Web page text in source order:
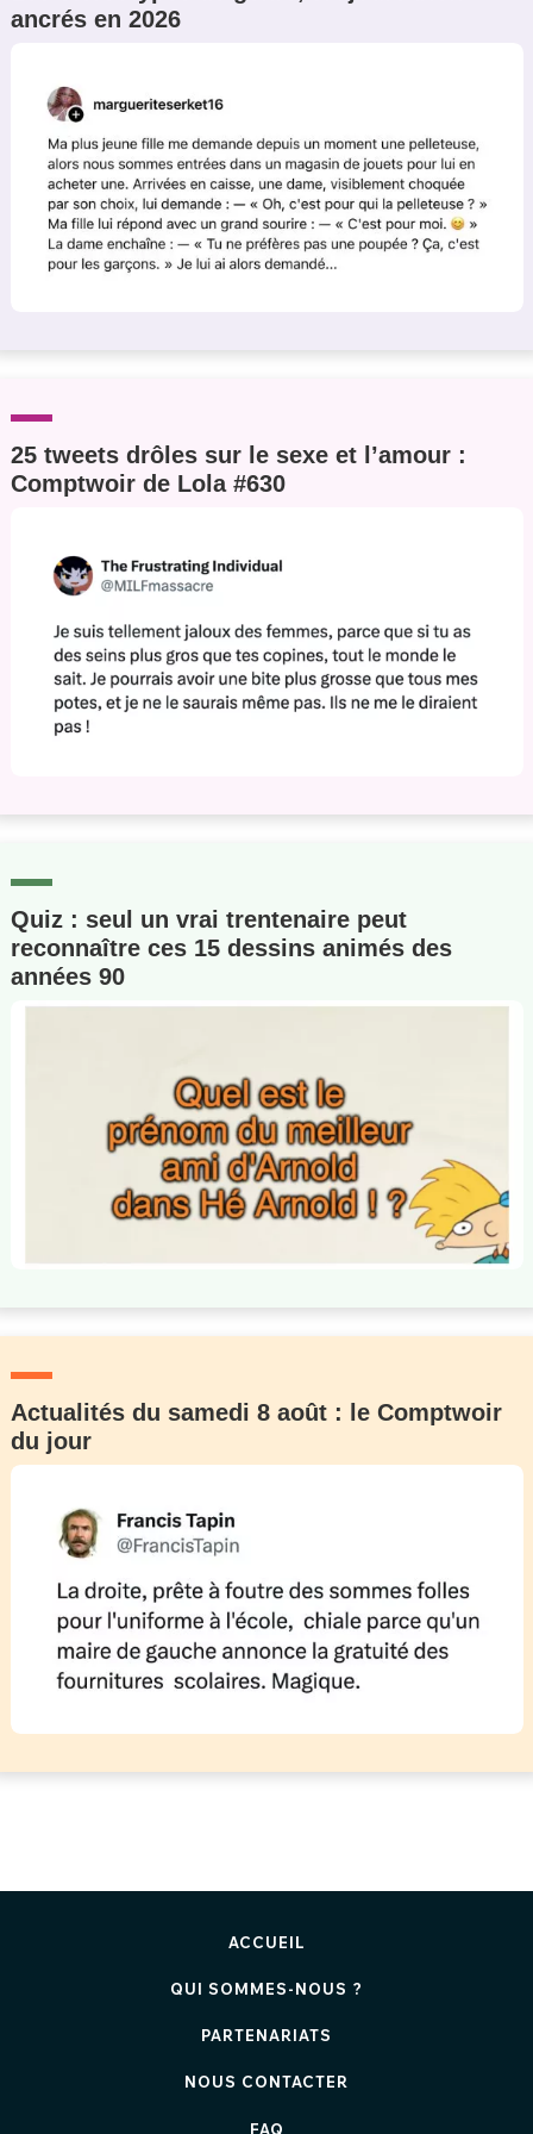
ancrés en 2026
25 tweets drôles sur le sexe et l’amour :
Comptwoir de Lola #630
Quiz : seul un vrai trentenaire peut
reconnaître ces 15 dessins animés des
années 90
Actualités du samedi 8 août : le Comptwoir
du jour
ACCUEIL
QUI SOMMES-NOUS ?
PARTENARIATS
NOUS CONTACTER
FAQ